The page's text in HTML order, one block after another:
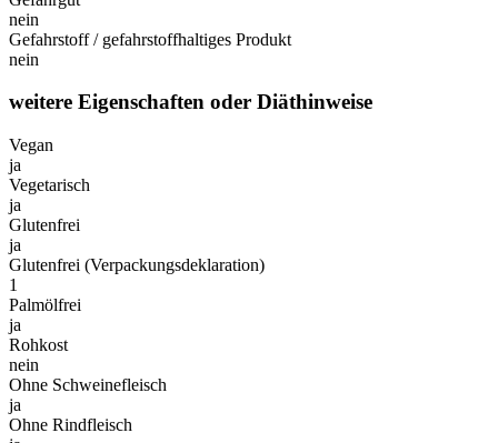
nein
Gefahrstoff / gefahrstoffhaltiges Produkt
nein
weitere Eigenschaften oder Diäthinweise
Vegan
ja
Vegetarisch
ja
Glutenfrei
ja
Glutenfrei (Verpackungsdeklaration)
1
Palmölfrei
ja
Rohkost
nein
Ohne Schweinefleisch
ja
Ohne Rindfleisch